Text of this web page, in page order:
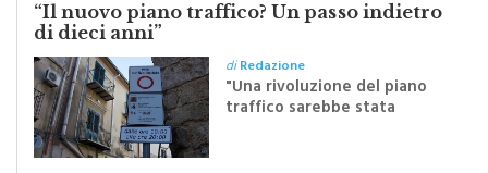
“Il nuovo piano traffico? Un passo indietro
di dieci anni”
diRedazione
"Una rivoluzione del piano
traffico sarebbe stata